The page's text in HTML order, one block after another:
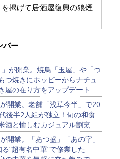
を掲げて居酒屋復興の狼煙
バー
が開業。焼鳥「玉屋」や「つ
つ焼きにホッピーからナチュ
屋の在り方をアップデート
開業。老舗「浅草今半」で20
後半2人組が独立！旬の和食
酒と愉しむカジュアル割烹
開業。「あつ盛」「あの字」
“超有名中華”で修業した